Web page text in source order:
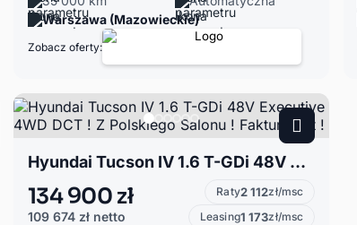
Warszawa (Mazowieckie)
Zobacz oferty:
Hyundai Tucson IV 1.6 T-GDi 48V Executive 4WD DCT ! Z Polskiego Salonu ! Faktura Vat !
134 900 zł
109 674 zł netto
Raty2 112zł/msc
Leasing1 173zł/msc